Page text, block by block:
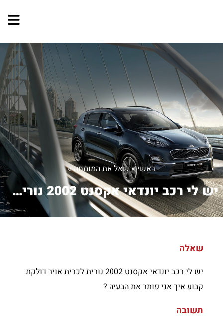
ראשי»שאל את המומחה»
יש לי רכב יונדאי אקסנט 2002 נורית לכר...
שאלה
יש לי רכב יונדאי אקסנט 2002 נורית לכרית אויר דולקת
קבוע איך אני פותר את הבעיה ?
תשובה